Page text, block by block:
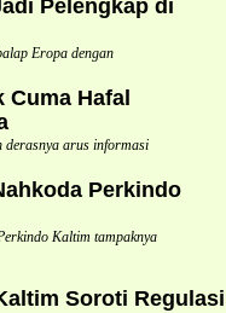
Pelengkap di
Eropa dengan
Hafal
derasnya arus informasi
Perkindo
Kaltim tampaknya
Soroti Regulasi